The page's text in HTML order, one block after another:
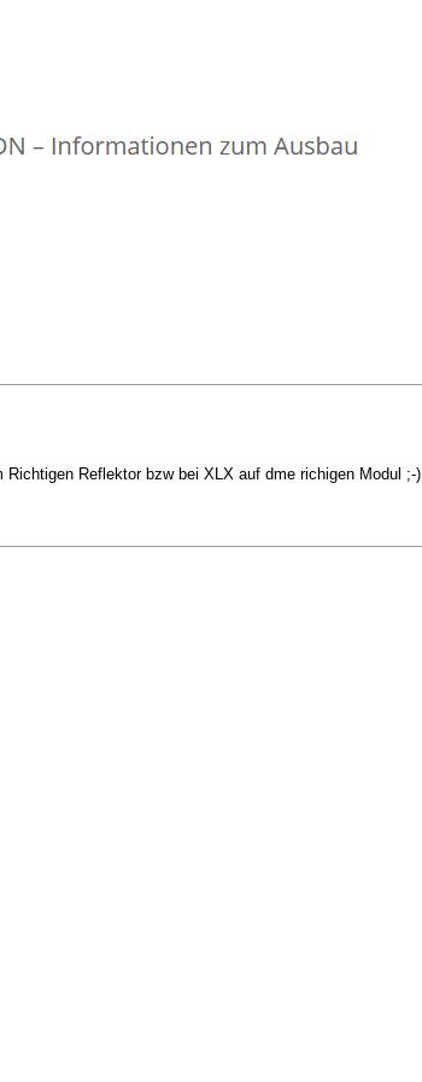
Reflektor bzw bei XLX auf dme richigen Modul ;-)